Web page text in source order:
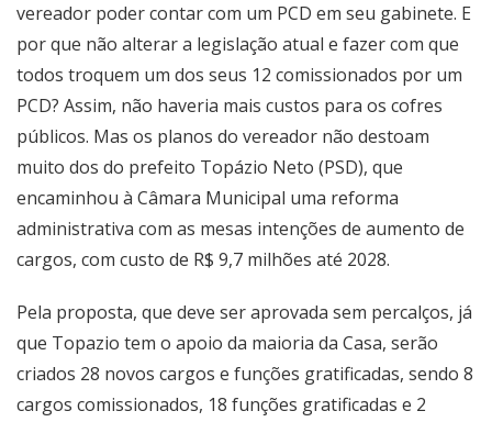
vereador poder contar com um PCD em seu gabinete. E
por que não alterar a legislação atual e fazer com que
todos troquem um dos seus 12 comissionados por um
PCD? Assim, não haveria mais custos para os cofres
públicos. Mas os planos do vereador não destoam
muito dos do prefeito Topázio Neto (PSD), que
encaminhou à Câmara Municipal uma reforma
administrativa com as mesas intenções de aumento de
cargos, com custo de R$ 9,7 milhões até 2028.
Pela proposta, que deve ser aprovada sem percalços, já
que Topazio tem o apoio da maioria da Casa, serão
criados 28 novos cargos e funções gratificadas, sendo 8
cargos comissionados, 18 funções gratificadas e 2